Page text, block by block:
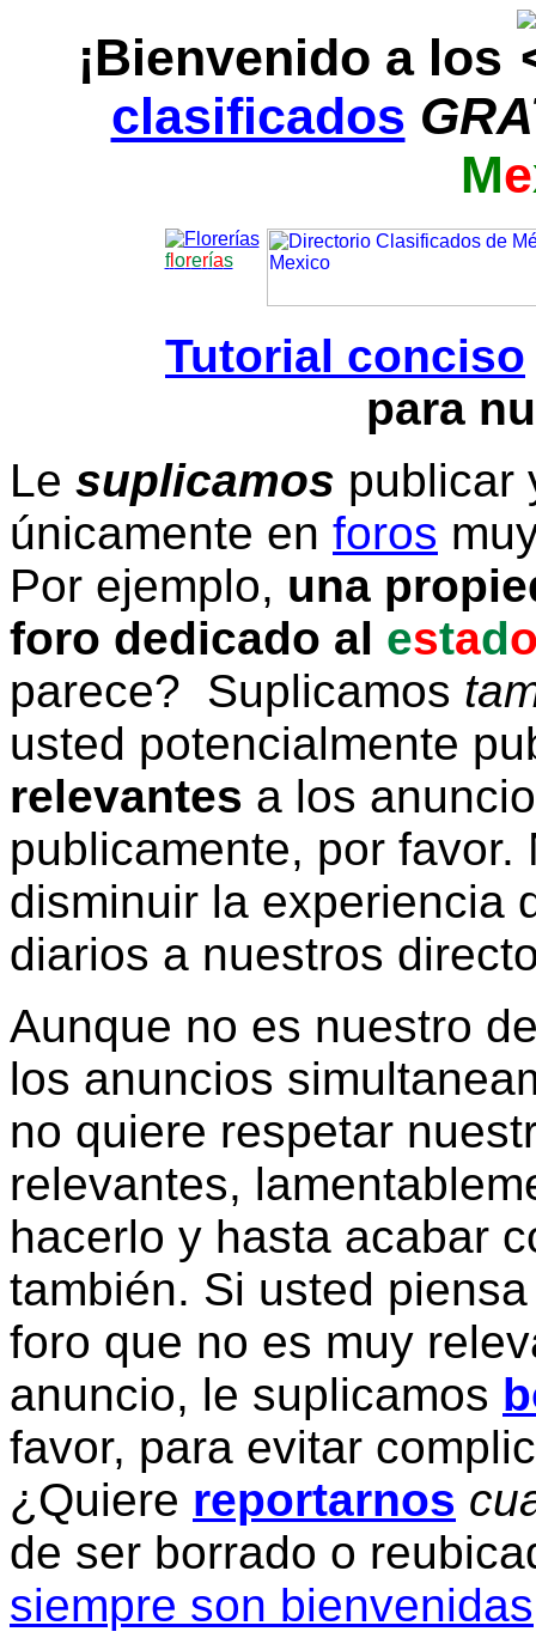
¡Bienvenido a los
clasificados
Me
florerías
Tutorial conciso
para
Le suplicamos publicar
únicamente en foros
Por ejemplo, una
foro dedicado al estad
parece? Suplicamos
usted potencialmente
relevantes a los
publicamente, por
disminuir la experiencia
diarios a nuestros
Aunque no es nuestro
los anuncios
no quiere respetar
relevantes,
hacerlo y hasta acabar
también. Si usted
foro que no es muy
anuncio, le suplicamos
favor, para evitar
¿Quiere reportarnos
de ser borrado o
siempre son bienvenidas